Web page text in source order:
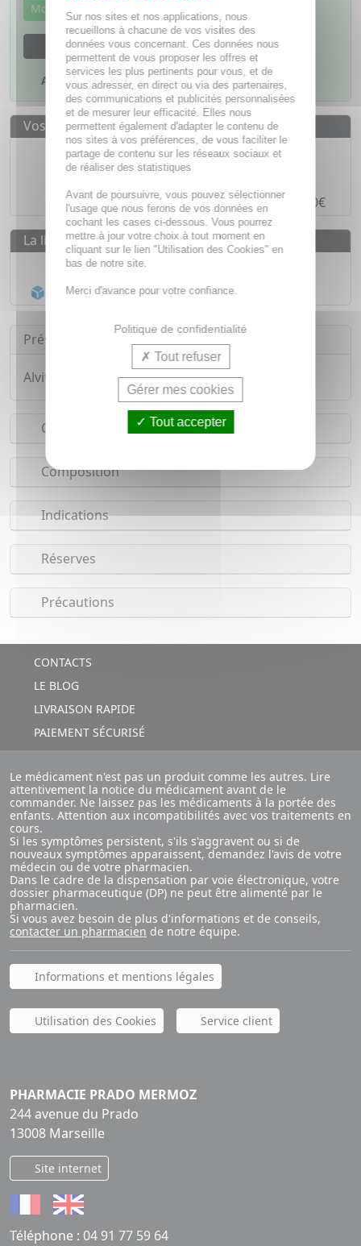
Momentanément indisponible
M'avertir dès que le produit sera disponible
Ajouter à mes favoris
Vos avantages
Des prixIMBATTABLES
Paiement en ligneSÉCURISÉ
Paiement en4 fois sans fraisà partir de 30€
La livraison
Livraison gratuite dès
Acheminement Chronoposten 24h*
Présentation
Alvityl - Veino-Draine lot de 3x30 gélules
Conseils d'utilisation
Composition
Indications
Réserves
Précautions
CONTACTS
LE BLOG
LIVRAISON RAPIDE
PAIEMENT SÉCURISÉ
Le médicament n'est pas un produit comme les autres. Lire
attentivement la notice du médicament avant de le
commander. Ne laissez pas les médicaments à la portée des
enfants. Attention aux incompatibilités avec vos traitements en
cours.
Si les symptômes persistent, s'ils s'aggravent ou si de
nouveaux symptômes apparaissent, demandez l'avis de votre
médecin ou de votre pharmacien.
Dans le cadre de la dispensation par voie électronique, votre
dossier pharmaceutique (DP) ne peut être alimenté par le
pharmacien.
Si vous avez besoin de plus d'informations et de conseils,
contacter un pharmacien de notre équipe.
Informations et mentions légales
Utilisation des Cookies Service client
PHARMACIE PRADO MERMOZ
244 avenue du Prado
13008 Marseille
Site internet
Téléphone : 04 91 77 59 64
Sur nos sites et nos applications, nous
recueillons à chacune de vos visites des
données vous concernant. Ces données nous
permettent de vous proposer les offres et
services les plus pertinents pour vous, et de
vous adresser, en direct ou via des partenaires,
des communications et publicités personnalisées
et de mesurer leur efficacité. Elles nous
permettent également d'adapter le contenu de
nos sites à vos préférences, de vous faciliter le
partage de contenu sur les réseaux sociaux et
de réaliser des statistiques
Avant de poursuivre, vous pouvez sélectionner
l'usage que nous ferons de vos données en
cochant les cases ci-dessous. Vous pourrez
mettre à jour votre choix à tout moment en
cliquant sur le lien "Utilisation des Cookies" en
bas de notre site.
Merci d'avance pour votre confiance.
Politique de confidentialité
Tout refuser
Gérer mes cookies
Tout accepter